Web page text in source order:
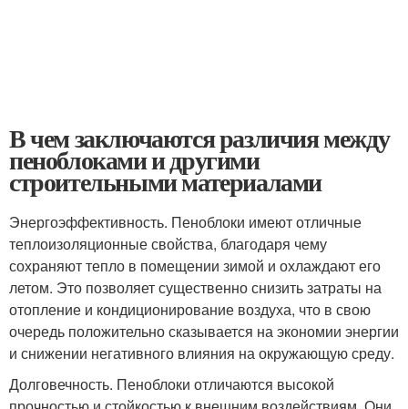
В чем заключаются различия между
пеноблоками и другими
строительными материалами
Энергоэффективность. Пеноблоки имеют отличные
теплоизоляционные свойства, благодаря чему
сохраняют тепло в помещении зимой и охлаждают его
летом. Это позволяет существенно снизить затраты на
отопление и кондиционирование воздуха, что в свою
очередь положительно сказывается на экономии энергии
и снижении негативного влияния на окружающую среду.
Долговечность. Пеноблоки отличаются высокой